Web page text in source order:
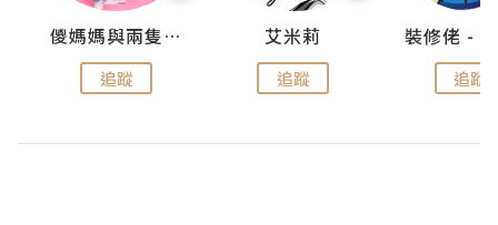
儍媽媽與兩隻小魔怪之家
追蹤
艾米莉
追蹤 追蹤